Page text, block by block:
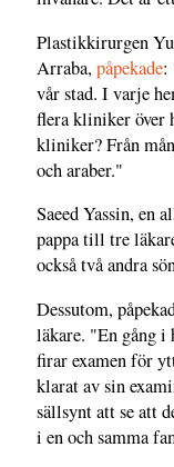
Plastikkirurgen
Arraba,påpekade:
vår stad. I varje
flera kliniker över
kliniker? Från
och araber."
Saeed Yassin, en
pappa till tre
också två andra
Dessutom,
läkare. "En gång i
firar examen för
klarat av sin
sällsynt att se att
i en och samma